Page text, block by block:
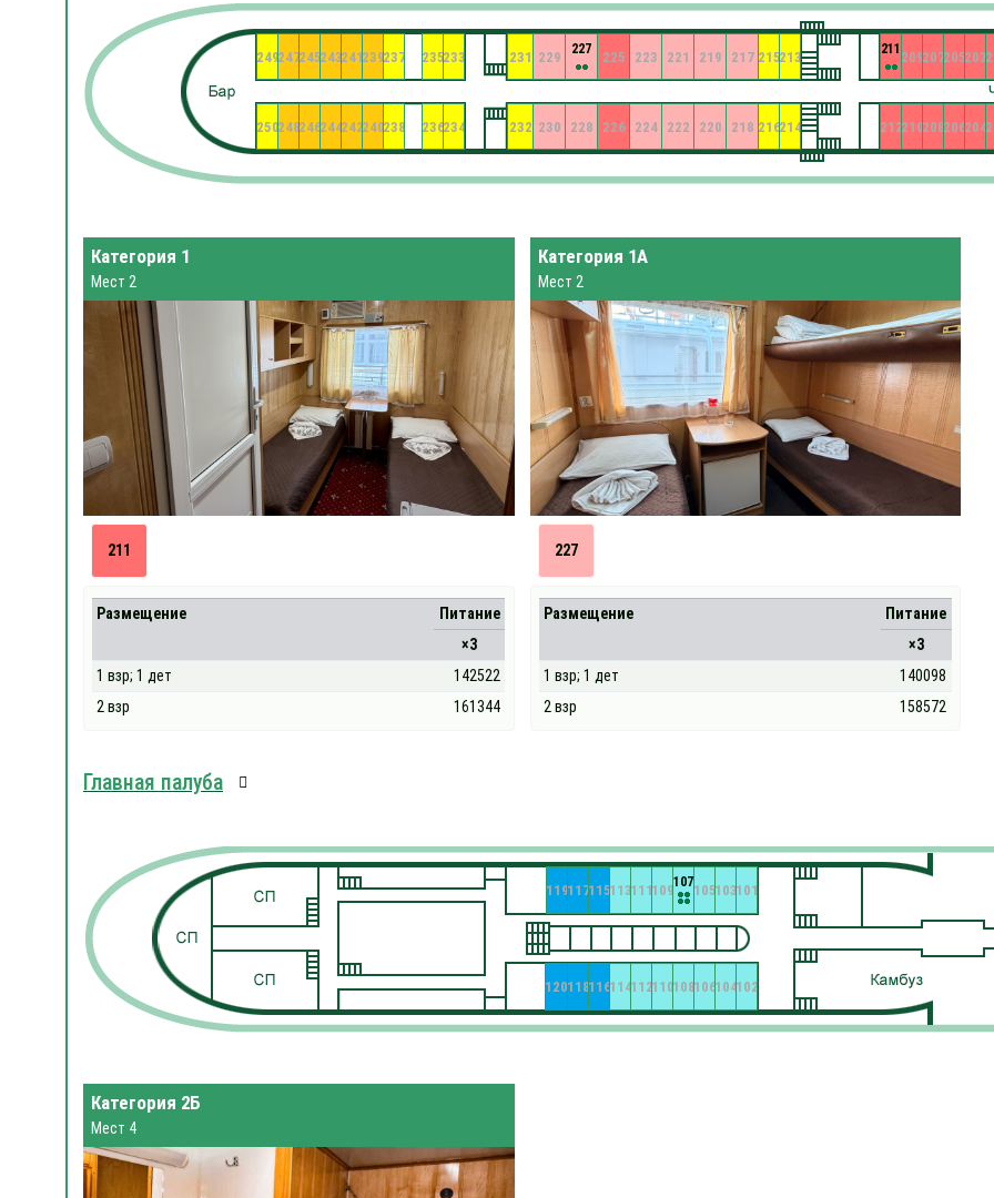
203
204
205
206
207
208
209
210
211
212
213
214
215
216
217
218
219
220
221
222
223
224
225
226
227
228
229
230
231
232
233
234
235
236
237
238
239
240
241
242
243
244
245
246
247
248
249
250
Категория 1
Мест 2
211
Размещение
Питание
×3
1 взр; 1 дет
142522
2 взр
161344
Категория 1А
Мест 2
227
Размещение
Питание
×3
1 взр; 1 дет
140098
2 взр
158572
Главная палуба
101
102
103
104
105
106
107
108
109
110
111
112
113
114
115
116
117
118
119
120
Категория 2Б
Мест 4